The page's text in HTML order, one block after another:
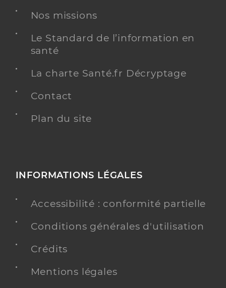
Nos missions
Le Standard de l’information en
santé
La charte Santé.fr Décryptage
Contact
Plan du site
INFORMATIONS LÉGALES
Accessibilité : conformité partielle
Conditions générales d'utilisation
Crédits
Mentions légales